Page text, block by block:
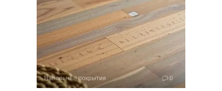
Напольные покрытия 0